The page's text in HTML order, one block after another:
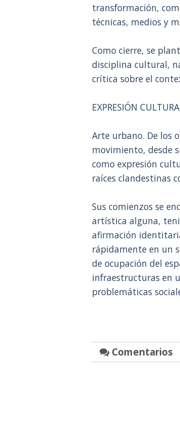
transformación,
técnicas, medios y
Como cierre, se
disciplina cultural,
crítica sobre el
EXPRESIÓN
Arte urbano. De los
movimiento, desde
como expresión
raíces clandestinas
Sus comienzos se
artística alguna,
afirmación
rápidamente en un
de ocupación del
infraestructuras en
problemáticas
Comentarios